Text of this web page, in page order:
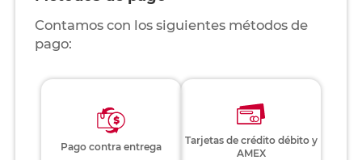
Contamos con los siguientes métodos de
pago:
Pago contra entrega
Tarjetas de crédito débito y
AMEX